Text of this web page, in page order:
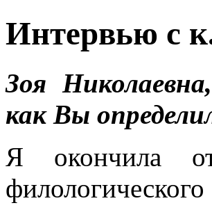
Интервью с
Зоя
как Вы
Я окончила